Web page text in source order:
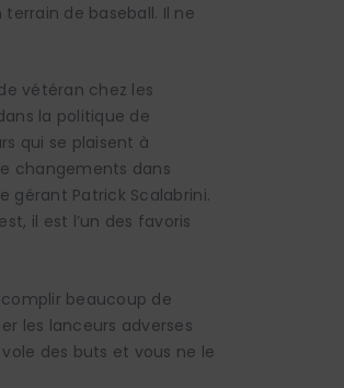
de baseball. Il ne
vétéran chez les
la politique de
qui se plaisent à
changements dans
gérant Patrick Scalabrini.
il est l’un des favoris
beaucoup de
les lanceurs adverses
des buts et vous ne le